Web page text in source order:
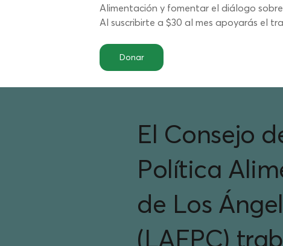
Alimentación y fomentar el diálogo
Al suscribirte a $30 al mes apoyarás el
Donar
El Consejo
Política
de Los
(LAFPC)